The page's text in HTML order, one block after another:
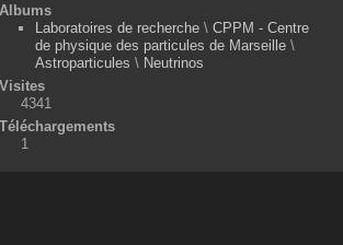
Albums
Laboratoires de recherche\ CPPM - Centre
de physique des particules de Marseille\
Astroparticules \ Neutrinos
Visites
4341
Téléchargements
1